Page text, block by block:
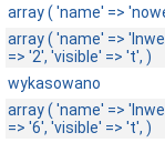
array ( 'name' =>
array ( 'name' =>
=> '2', 'visible' => 't', )
wykasowano
array ( 'name' =>
=> '6', 'visible' => 't', )